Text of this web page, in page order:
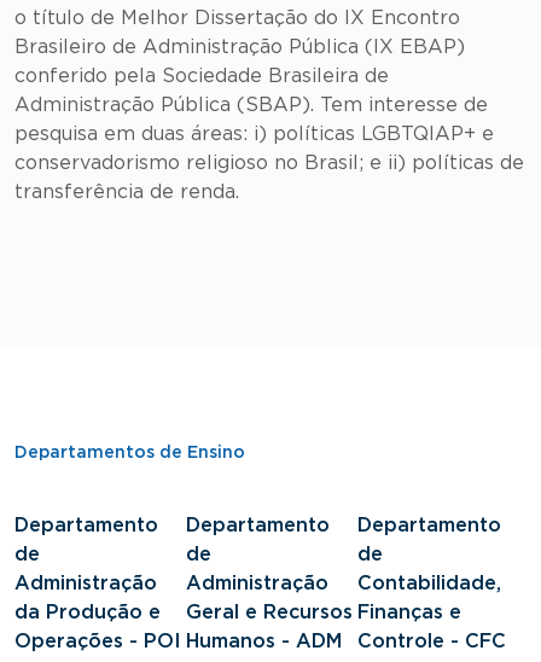
o título de Melhor Dissertação do IX Encontro
Brasileiro de Administração Pública (IX EBAP)
conferido pela Sociedade Brasileira de
Administração Pública (SBAP). Tem interesse de
pesquisa em duas áreas: i) políticas LGBTQIAP+ e
conservadorismo religioso no Brasil; e ii) políticas de
transferência de renda.
Departamentos de Ensino
Departamento
de
Administração
da Produção e
Operações - POI
Departamento
de
Administração
Geral e Recursos
Humanos - ADM
Departamento
de
Contabilidade,
Finanças e
Controle - CFC